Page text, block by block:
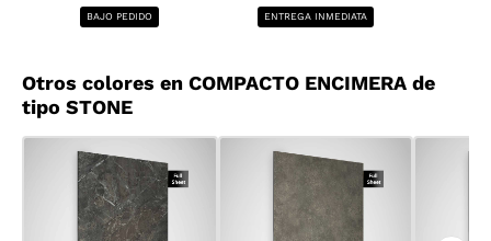
BAJO PEDIDO ENTREGA INMEDIATA
Otros colores en COMPACTO ENCIMERA de
tipo STONE